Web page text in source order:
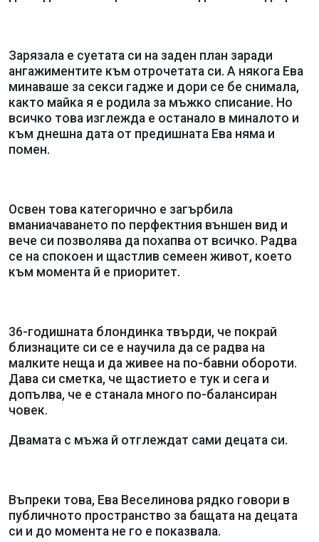
Зарязала е суетата си на заден план заради
ангажиментите към отрочетата си. А някога Ева
минаваше за секси гадже и дори се бе снимала,
както майка я е родила за мъжко списание. Но
всичко това изглежда е останало в миналото и
към днешна дата от предишната Ева няма и
помен.
Освен това категорично е загърбила
вманиачаването по перфектния външен вид и
вече си позволява да похапва от всичко. Радва
се на спокоен и щастлив семеен живот, което
към момента й е приоритет.
36-годишната блондинка твърди, че покрай
близнаците си се е научила да се радва на
малките неща и да живее на по-бавни обороти.
Дава си сметка, че щастието е тук и сега и
допълва, че е станала много по-балансиран
човек.
Двамата с мъжа й отглеждат сами децата си.
Въпреки това, Ева Веселинова рядко говори в
публичното пространство за бащата на децата
си и до момента не го е показвала.